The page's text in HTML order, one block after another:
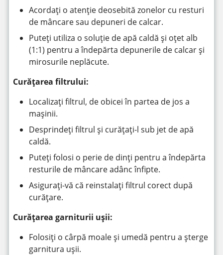
Acordați o atenție deosebită zonelor cu resturi
de mâncare sau depuneri de calcar.
Puteți utiliza o soluție de apă caldă și oțet alb
(1:1) pentru a îndepărta depunerile de calcar și
mirosurile neplăcute.
Curățarea filtrului:
Localizați filtrul, de obicei în partea de jos a
mașinii.
Desprindeți filtrul și curățați-l sub jet de apă
caldă.
Puteți folosi o perie de dinți pentru a îndepărta
resturile de mâncare adânc înfipte.
Asigurați-vă că reinstalați filtrul corect după
curățare.
Curățarea garniturii ușii:
Folosiți o cârpă moale și umedă pentru a șterge
garnitura ușii.